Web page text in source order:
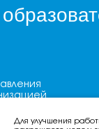
Для улучшения